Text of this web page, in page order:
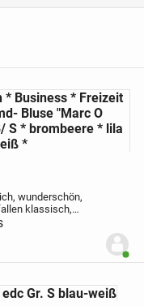
* Business * Freizeit
Bluse "Marc O
S * brombeere * lila
*
wunderschön,
klassisch,
Gr. S blau-weiß
›Damenoberteile›